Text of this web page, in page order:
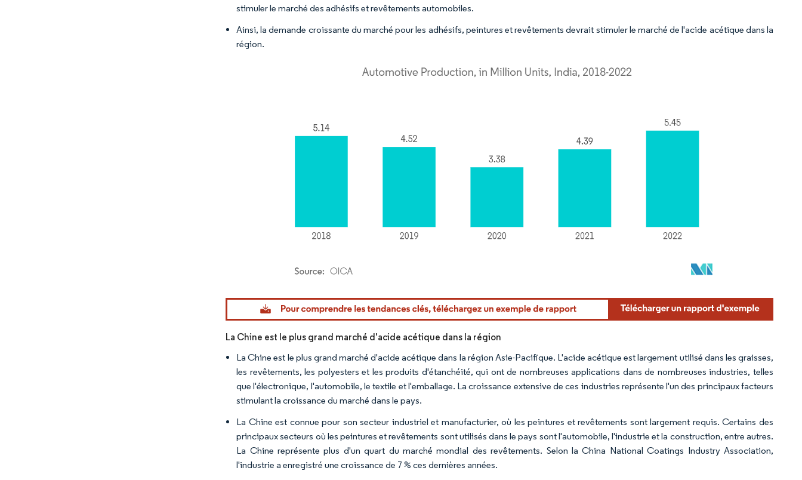
stimuler le marché des adhésifs et revêtements automobiles.
Ainsi, la demande croissante du marché pour les adhésifs, peintures et revêtements devrait stimuler le marché de l'acide acétique dans la
région.
Image © Mordor Intelligence. La réutilisation nécessite une attribution sous CC BY 4.0.
La Chine est le plus grand marché d'acide acétique dans la région
La Chine est le plus grand marché d'acide acétique dans la région Asie-Pacifique. L'acide acétique est largement utilisé dans les graisses,
les revêtements, les polyesters et les produits d'étanchéité, qui ont de nombreuses applications dans de nombreuses industries, telles
que l'électronique, l'automobile, le textile et l'emballage. La croissance extensive de ces industries représente l'un des principaux facteurs
stimulant la croissance du marché dans le pays.
La Chine est connue pour son secteur industriel et manufacturier, où les peintures et revêtements sont largement requis. Certains des
principaux secteurs où les peintures et revêtements sont utilisés dans le pays sont l'automobile, l'industrie et la construction, entre autres.
La Chine représente plus d'un quart du marché mondial des revêtements. Selon la China National Coatings Industry Association,
l'industrie a enregistré une croissance de 7 % ces dernières années.